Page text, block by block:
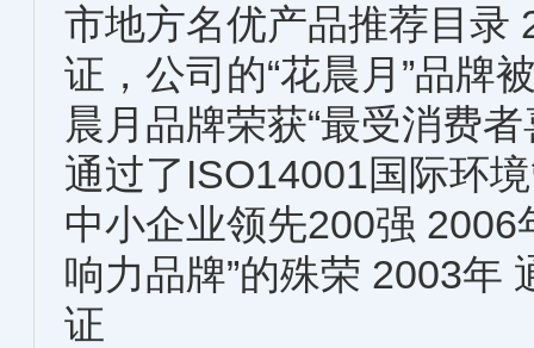
市地方名优产品推荐目录
证，公司的“花晨月”品牌
晨月品牌荣获“最受消费
通过了ISO14001国际环
中小企业领先200强 2006
响力品牌”的殊荣 2003年
证